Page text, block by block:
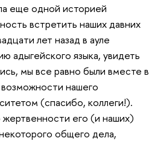
еще одной историей
встретить наших давних
лет назад в ауле
адыгейского языка, увидеть
мы все равно были вместе в
нашего
(спасибо, коллеги!).
жертвенности его (и наших)
общего дела,